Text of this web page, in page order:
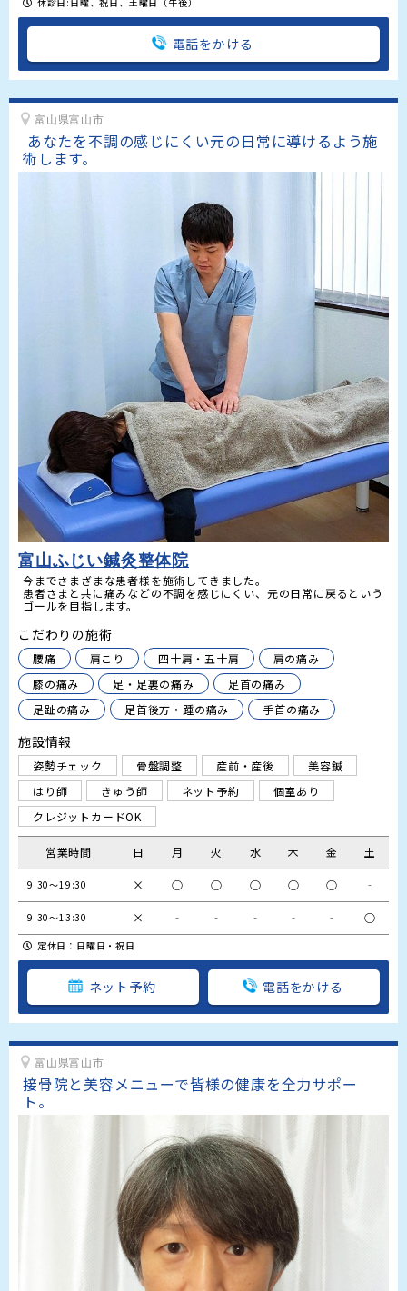
電話をかける
富山県富山市
術します。
富山ふじい鍼灸整体院
今までさまざまな患者様を施術してきました。
患者さまと共に痛みなどの不調を感じにくい、元の日常に戻るという
こだわりの施術
腰痛 肩こり 四十肩・五十肩
肩の痛み
膝の痛み
足・足裏の痛み
足首の痛み
足趾の痛み
足首後方・踵の痛み 手首の痛み
施設情報
姿勢チェック 骨盤調整 産前・産後
美容鍼
はり師
きゅう師 ネット予約
個室あり
クレジットカードOK
営業時間 日 月 火 水 木 金 土
9:30～19:30 × ○ ○ ○ ○ ○ ‐
9:30～13:30 × ‐ ‐ ‐ ‐ ‐ ○
定休日：日曜日・祝日
ネット予約 電話をかける
富山県富山市
接骨院と美容メニューで皆様の健康を全力サポー